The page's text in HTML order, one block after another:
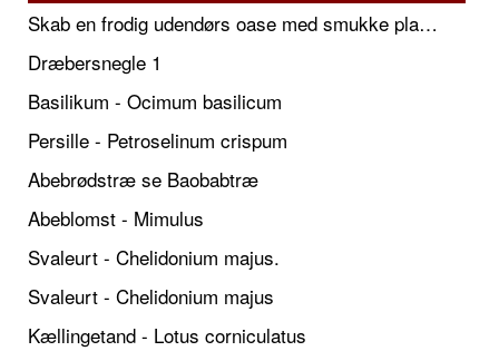
Skab en frodig udendørs oase med smukke plantekrukker og elegante espalier
Dræbersnegle 1
Basilikum - Ocimum basilicum
Persille - Petroselinum crispum
Abebrødstræ se Baobabtræ
Abeblomst - Mimulus
Svaleurt - Chelidonium majus.
Svaleurt - Chelidonium majus
Kællingetand - Lotus corniculatus